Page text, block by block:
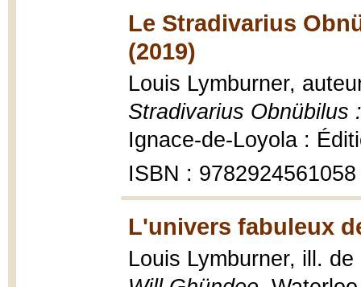
Le Stradivarius
(2019)
Louis Lymburner,
Stradivarius Obnübilus
Ignace-de-Loyola :
ISBN :
L'univers fabuleux
Louis Lymburner, ill.